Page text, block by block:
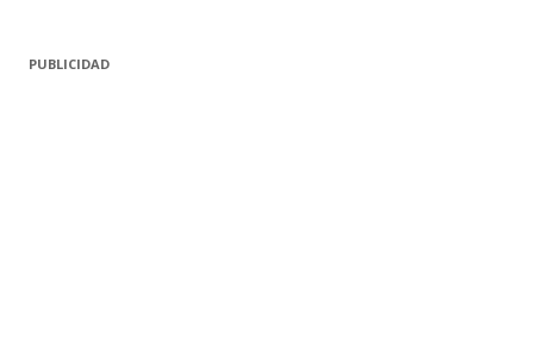
PUBLICIDAD